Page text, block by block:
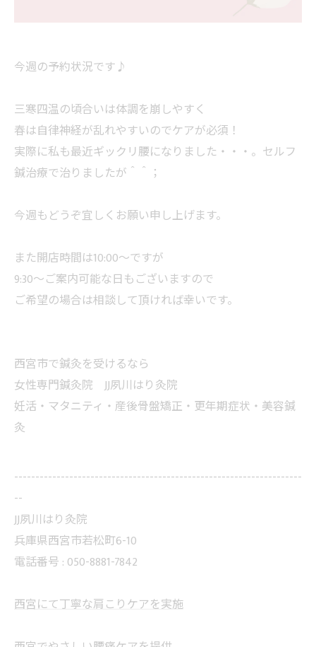
今週の予約状況です♪
三寒四温の頃合いは体調を崩しやすく
春は自律神経が乱れやすいのでケアが必須！
実際に私も最近ギックリ腰になりました・・・。セルフ
鍼治療で治りましたが＾＾；
今週もどうぞ宜しくお願い申し上げます。
また開店時間は10:00〜ですが
9:30〜ご案内可能な日もございますので
ご希望の場合は相談して頂ければ幸いです。
西宮市で鍼灸を受けるなら
女性専門鍼灸院 JJ夙川はり灸院
妊活・マタニティ・産後骨盤矯正・更年期症状・美容鍼
灸
--------------------------------------------------------------------
--
JJ夙川はり灸院
兵庫県西宮市若松町6-10
電話番号 : 050-8881-7842
西宮にて丁寧な肩こりケアを実施